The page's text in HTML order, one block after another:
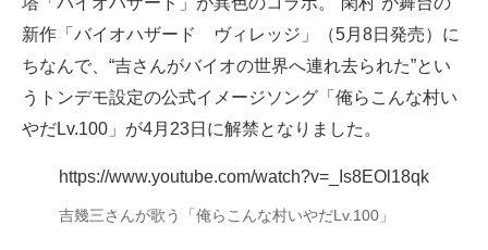
スマホと通信の最新トレンド
進化するPCとデバイスの未来
好きが集まる 比べて選べる
ビジネスと働き方のヒント
AI活用のいまが分かる
新作「バイオハザード ヴィレッジ」（5月8日発売）に
ちなんで、“吉さんがバイオの世界へ連れ去られた”とい
うトンデモ設定の公式イメージソング「俺らこんな村い
やだLv.100」が4月23日に解禁となりました。
https://www.youtube.com/watch?v=_Is8EOl18qk
吉幾三さんが歌う「俺らこんな村いやだLv.100」